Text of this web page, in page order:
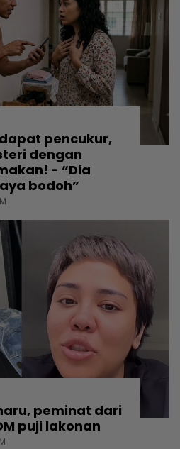
pencukur,
dengan
- “Dia
bodoh”
peminat dari
puji lakonan